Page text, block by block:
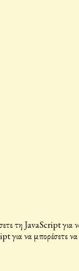
τη JavaScript για
για να μπορέσετε να